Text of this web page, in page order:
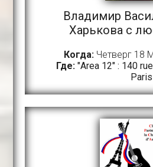
Владимир
Харькова с
Когда:Четверг 18
Где: "Area 12" : 140
Paris